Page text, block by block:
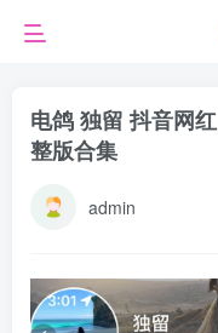
电鸽 独留 抖音网
整版合集
admin